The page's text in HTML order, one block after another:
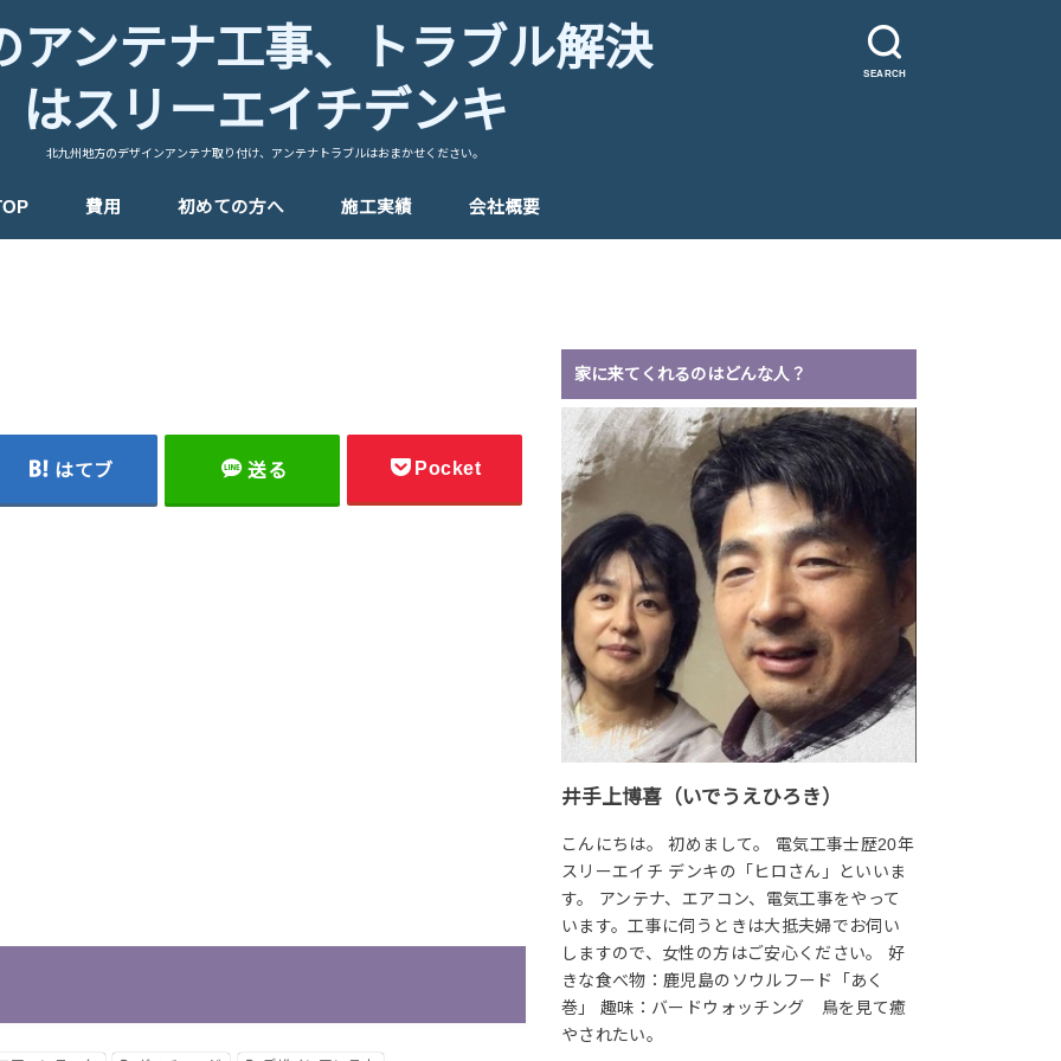
SEARCH
アンテナ工事、トラブル解決
はスリーエイチデンキ
北九州地方のデザインアンテナ取り付け、アンテナトラブルはおまかせください。
費用 初めての方へ 施工実績 会社概要
はてブ 送る Pocket
家に来てくれるのはどんな人？
井手上博喜（いでうえひろき）
こんにちは。 初めまして。 電気工事士歴20年
スリーエイチ デンキの「ヒロさん」といいま
す。 アンテナ、エアコン、電気工事をやって
います。工事に伺うときは大抵夫婦でお伺い
しますので、女性の方はご安心ください。 好
きな食べ物：鹿児島のソウルフード「あく
巻」 趣味：バードウォッチング 鳥を見て癒
やされたい。